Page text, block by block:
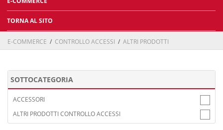
TORNA AL SITO
E-COMMERCE / CONTROLLO ACCESSI / ALTRI PRODOTTI
SOTTOCATEGORIA
ACCESSORI
ALTRI PRODOTTI CONTROLLO ACCESSI